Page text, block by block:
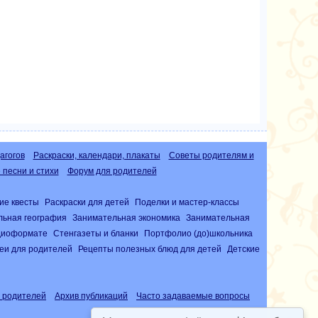
Раскраски, календари, плакаты
Советы родителям и
и стихи
Форум для родителей
квесты Раскраски для детей
Поделки и мастер-классы
география
Занимательная экономика
Занимательная
Стенгазеты и бланки
Портфолио (до)школьника
для родителей
Рецепты полезных блюд для детей Детские
Архив публикаций Часто задаваемые вопросы